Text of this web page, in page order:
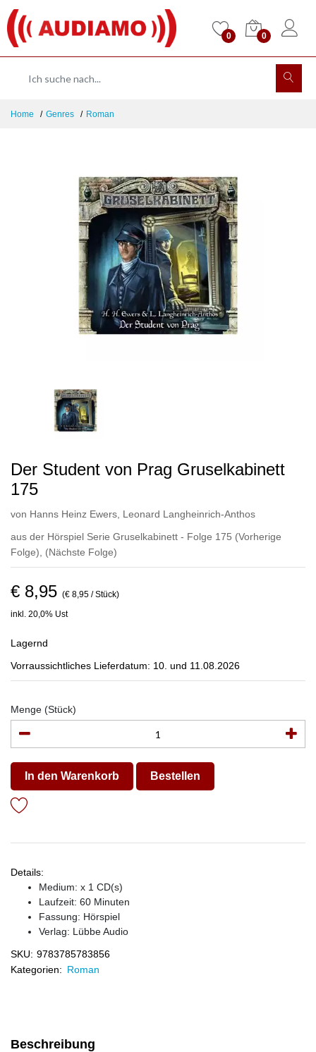
0 0
Home Genres Roman
Der Student von Prag Gruselkabinett
175
von Hanns Heinz Ewers Leonard Langheinrich-Anthos
aus der Hörspiel Serie Gruselkabinett - Folge 175 (Vorherige
Folge)
(Nächste Folge)
€ 8,95 (€ 8,95 / Stück)
inkl. 20,0% Ust
Lagernd
Vorraussichtliches Lieferdatum: 10. und 11.08.2026
Menge (Stück)
In den Warenkorb Bestellen
Details:
Medium: x 1 CD(s)
Laufzeit: 60 Minuten
Fassung: Hörspiel
Verlag: Lübbe Audio
SKU: 9783785783856
Kategorien: Roman
Beschreibung